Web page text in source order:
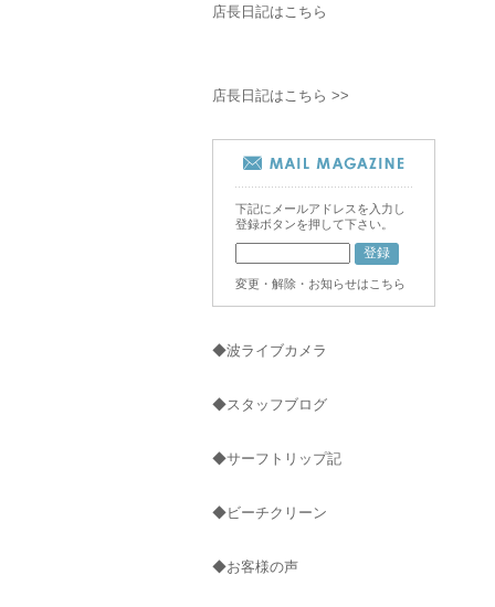
店長日記はこちら
店長日記はこちら >>
下記にメールアドレスを入力し
登録ボタンを押して下さい。
変更・解除・お知らせはこちら
◆波ライブカメラ
◆スタッフブログ
◆サーフトリップ記
◆ビーチクリーン
◆お客様の声